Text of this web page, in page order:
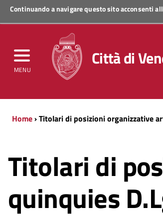
Continuando a navigare questo sito acconsenti
MENU
Regione Veneto
Città di
Home› Titolari di posizioni organizzative
Titolari di
quinquies